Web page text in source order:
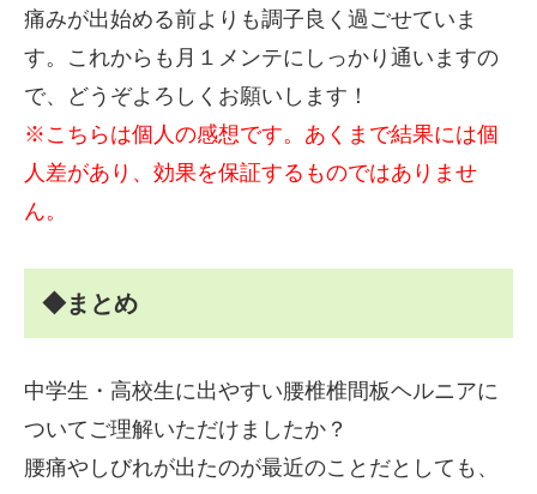
痛みが出始める前よりも調子良く過ごせていま
す。これからも月１メンテにしっかり通いますの
で、どうぞよろしくお願いします！
※こちらは個人の感想です。あくまで結果には個
人差があり、効果を保証するものではありませ
ん。
◆まとめ
中学生・高校生に出やすい腰椎椎間板ヘルニアに
ついてご理解いただけましたか？
腰痛やしびれが出たのが最近のことだとしても、